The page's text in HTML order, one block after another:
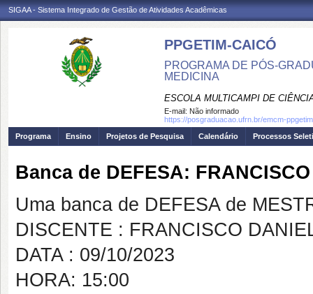
SIGAA - Sistema Integrado de Gestão de Atividades Acadêmicas
PPGETIM-CAICÓ
PROGRAMA DE PÓS-
MEDICINA
ESCOLA MULTICAMPI DE
E-mail: Não informado
https://posgraduacao.ufrn.br/emcm-ppgetim
Programa
Ensino Projetos de Pesquisa Calendário Processos
Banca de DEFESA:
Uma banca de DEFESA de
DISCENTE : FRANCISCO
DATA : 09/10/2023
HORA: 15:00